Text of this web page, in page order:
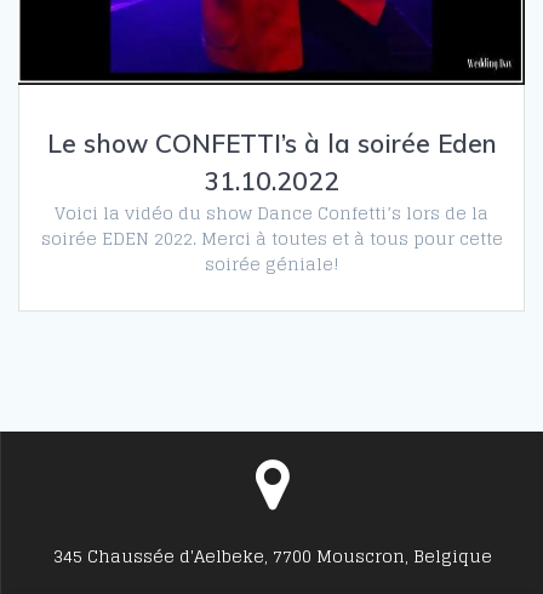
Le show CONFETTI’s à la soirée Eden
31.10.2022
Voici la vidéo du show Dance Confetti’s lors de la
soirée EDEN 2022. Merci à toutes et à tous pour cette
soirée géniale!
345 Chaussée d'Aelbeke, 7700 Mouscron, Belgique